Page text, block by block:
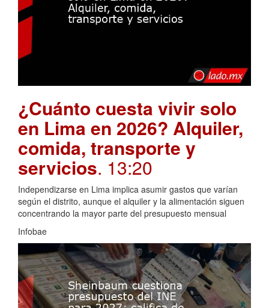
¿Cuánto cuesta vivir solo
en Lima en 2026? Alquiler,
comida, transporte y
servicios. 13:20
Independizarse en Lima implica asumir gastos que varían
según el distrito, aunque el alquiler y la alimentación siguen
concentrando la mayor parte del presupuesto mensual
Infobae